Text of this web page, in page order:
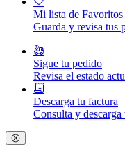
Mi lista de Favoritos
Guarda y revisa tus
Sigue tu pedido
Revisa el estado
Descarga tu factura
Consulta y descarga